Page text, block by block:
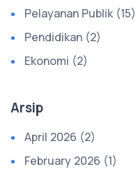
Pelayanan Publik (15)
Pendidikan (2)
Ekonomi (2)
Arsip
April 2026 (2)
February 2026 (1)